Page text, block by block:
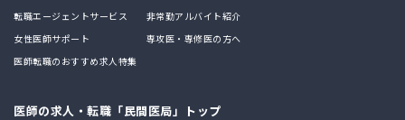
転職エージェントサービス
非常勤アルバイト紹介
女性医師サポート
専攻医・専修医の方へ
医師転職のおすすめ求人特集
医師の求人・転職「民間医局」トップ